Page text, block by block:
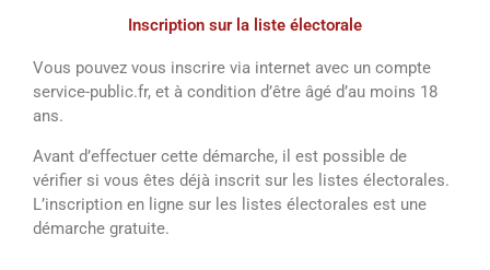
Inscription sur la liste électorale
Vous pouvez vous inscrire via internet avec un compte
service-public.fr, et à condition d’être âgé d’au moins 18
ans.
Avant d’effectuer cette démarche, il est possible de
vérifier si vous êtes déjà inscrit sur les listes électorales.
L’inscription en ligne sur les listes électorales est une
démarche gratuite.